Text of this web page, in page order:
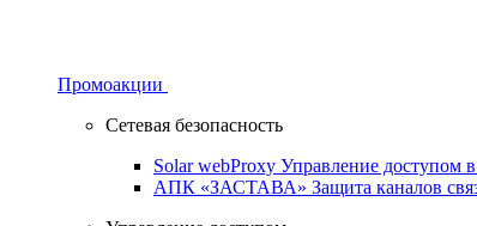
Промоакции
Сетевая безопасность
Solar webProxy Управление доступом
АПК «ЗАСТАВА» Защита каналов